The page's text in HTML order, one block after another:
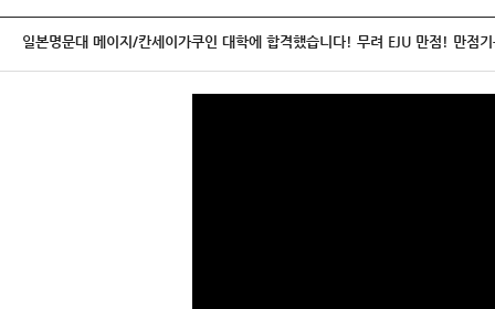
일본명문대 메이지/칸세이가쿠인 대학에 합격했습니다! 무려 EJU 만점! 만점